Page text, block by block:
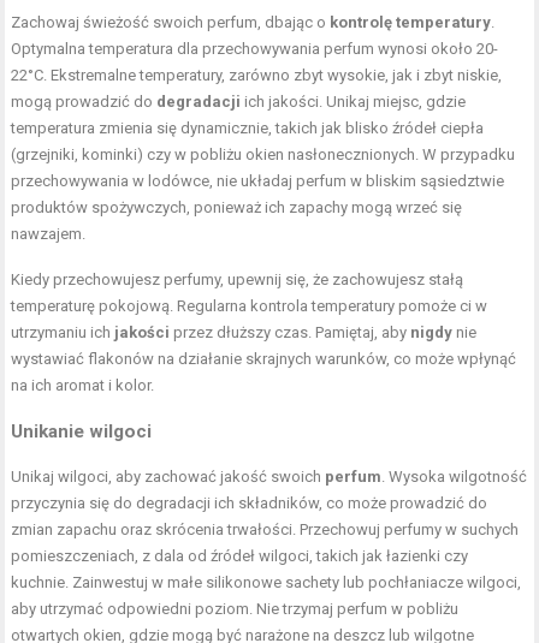
Zachowaj świeżość swoich perfum, dbając o kontrolę temperatury
Optymalna temperatura dla przechowywania perfum wynosi około 20-
22°C. Ekstremalne temperatury, zarówno zbyt wysokie, jak i zbyt niskie,
mogą prowadzić do degradacji ich jakości. Unikaj miejsc, gdzie
temperatura zmienia się dynamicznie, takich jak blisko źródeł ciepła
(grzejniki, kominki) czy w pobliżu okien nasłonecznionych. W przypadku
przechowywania w lodówce, nie układaj perfum w bliskim sąsiedztwie
produktów spożywczych, ponieważ ich zapachy mogą wrzeć się
nawzajem.
Kiedy przechowujesz perfumy, upewnij się, że zachowujesz stałą
temperaturę pokojową. Regularna kontrola temperatury pomoże ci w
utrzymaniu ich jakości przez dłuższy czas. Pamiętaj, aby nigdy nie
wystawiać flakonów na działanie skrajnych warunków, co może wpłynąć
na ich aromat i kolor.
Unikanie wilgoci
Unikaj wilgoci, aby zachować jakość swoich perfum . Wysoka wilgotność
przyczynia się do degradacji ich składników, co może prowadzić do
zmian zapachu oraz skrócenia trwałości. Przechowuj perfumy w suchych
pomieszczeniach, z dala od źródeł wilgoci, takich jak łazienki czy
kuchnie. Zainwestuj w małe silikonowe sachety lub pochłaniacze wilgoci,
aby utrzymać odpowiedni poziom. Nie trzymaj perfum w pobliżu
otwartych okien, gdzie mogą być narażone na deszcz lub wilgotne